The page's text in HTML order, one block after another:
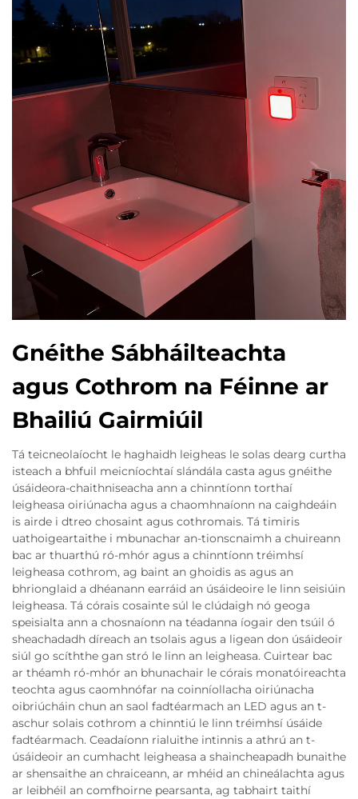
Gnéithe Sábháilteachta
agus Cothrom na Féinne ar
Bhailiú Gairmiúil
Tá teicneolaíocht le haghaidh leigheas le solas dearg curtha
isteach a bhfuil meicníochtaí slándála casta agus gnéithe
úsáideora-chaithniseacha ann a chinntíonn torthaí
leigheasa oiriúnacha agus a chaomhnaíonn na caighdeáin
is airde i dtreo chosaint agus cothromais. Tá timiris
uathoigeartaithe i mbunachar an-tionscnaimh a chuireann
bac ar thuarthú ró-mhór agus a chinntíonn tréimhsí
leigheasa cothrom, ag baint an ghoidis as agus an
bhrionglaid a dhéanann earráid an úsáideoire le linn seisiúin
leigheasa. Tá córais cosainte súl le clúdaigh nó geoga
speisialta ann a chosnaíonn na téadanna íogair den tsúil ó
sheachadadh díreach an tsolais agus a ligean don úsáideoir
siúl go scíththe gan stró le linn an leigheasa. Cuirtear bac
ar théamh ró-mhór an bhunachair le córais monatóireachta
teochta agus caomhnófar na coinníollacha oiriúnacha
oibriúcháin chun an saol fadtéarmach an LED agus an t-
aschur solais cothrom a chinntiú le linn tréimhsí úsáide
fadtéarmach. Ceadaíonn rialuithe intinnis a athrú an t-
úsáideoir an cumhacht leigheasa a shaincheapadh bunaithe
ar shensaithe an chraiceann, ar mhéid an chineálachta agus
ar leibhéil an comfhoirne pearsanta, ag tabhairt taithí